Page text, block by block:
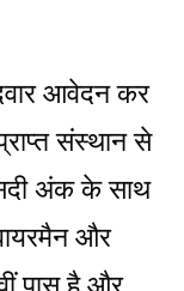
आवेदन कर
संस्‍थान से
अंक के साथ
और